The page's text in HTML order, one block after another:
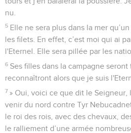
nu.
5 Elle ne sera plus dans la mer
les filets. En effet, c’est moi qui ai
l'Eternel. Elle sera pillée par les
6 Ses filles dans la campagne
reconnaîtront alors que je suis
7 » Oui, voici ce que dit le Seigneur,
venir du nord contre Tyr
le roi des rois, avec des chevaux,
le ralliement d’une armée